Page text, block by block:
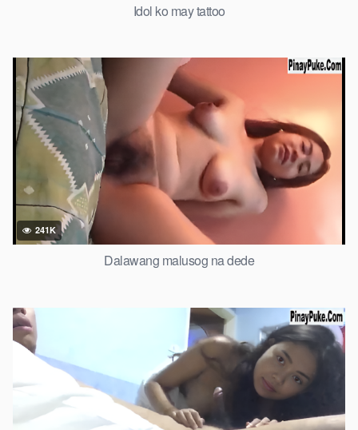
Idol ko may tattoo
241K
Dalawang malusog na dede